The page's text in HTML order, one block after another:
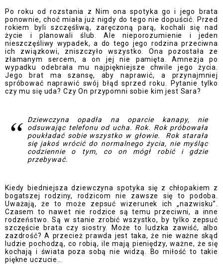
Po roku od rozstania z Nim ona spotyka go i jego brata
ponownie, choć miała już nigdy do tego nie dopuścić. Przed
rokiem byli szczęśliwą, zaręczoną parą, kochali się nad
życie i planowali ślub. Ale nieporozumienie i jeden
nieszczęśliwy wypadek, a do tego jego rodzina przeciwna
ich związkowi, zniszczyło wszystko. Ona pozostała ze
złamanym sercem, a on jej nie pamięta. Amnezja po
wypadku odebrała mu najpiękniejsze chwile jego życia.
Jego brat ma szansę, aby naprawić, a przynajmniej
spróbować naprawić swój błąd sprzed roku. Pytanie tylko
czy mu się uda? Czy On przypomni sobie kim jest Sara?
Dziewczyna opadła na oparcie kanapy, nie
odsuwając telefonu od ucha. Rok. Rok próbowała
poukładać sobie wszystko w głowie. Rok starała
się jakoś wrócić do normalnego życia, nie myśląc
codziennie o tym, co on mógł robić i gdzie
przebywać.
Kiedy biedniejsza dziewczyna spotyka się z chłopakiem z
bogatszej rodziny, rodzicom nie zawsze się to podoba.
Uważają, że to może zepsuć wizerunek ich „nazwisku”.
Czasem to nawet nie rodzice są temu przeciwni, a inne
rodzeństwo. Są w stanie zrobić wszystko, by tylko zepsuć
szczęście brata czy siostry. Może to ludzka zawiść, albo
zazdrość? A przecież prawda jest taka, że nie ważne skąd
ludzie pochodzą, co robią, ile mają pieniędzy, ważne, że się
kochają i świata poza sobą nie widzą. Bo miłość to takie
piękne uczucie…